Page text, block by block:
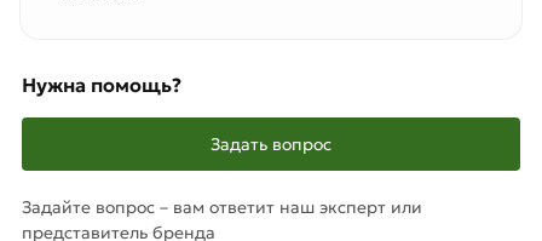
Нужна помощь?
Задать вопрос
Задайте вопрос – вам ответит наш эксперт или
представитель бренда